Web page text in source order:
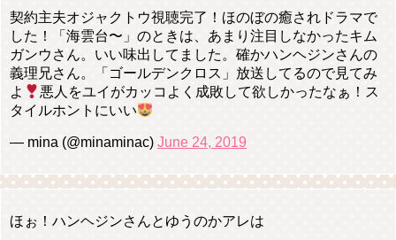
契約主夫オジャクトウ視聴完了！ほのぼの癒されドラマで
した！「海雲台〜」のときは、あまり注目しなかったキム
ガンウさん。いい味出してました。確かハンヘジンさんの
義理兄さん。「ゴールデンクロス」放送してるので見てみ
よ
悪人をユイがカッコよく成敗して欲しかったなぁ！ス
タイルホントにいい
— mina (@minaminac) June 24, 2019
ほぉ！ハンヘジンさんとゆうのかアレは